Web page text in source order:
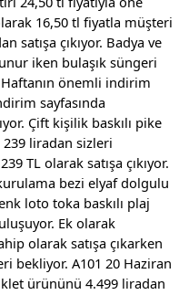
16,50 tl fiyatla müşteri
satışa çıkıyor. Badya ve
iken bulaşık süngeri
Haftanın önemli indirim
sayfasında
Çift kişilik baskılı pike
239 liradan sizleri
TL olarak satışa çıkıyor.
bezi elyaf dolgulu
loto toka baskılı plaj
Ek olarak
olarak satışa çıkarken
bekliyor. A101 20 Haziran
ürününü 4.499 liradan